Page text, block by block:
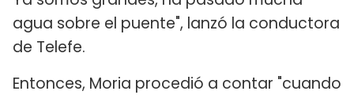
agua sobre el puente", lanzó la conductora
de Telefe.
Entonces, Moria procedió a contar "cuando